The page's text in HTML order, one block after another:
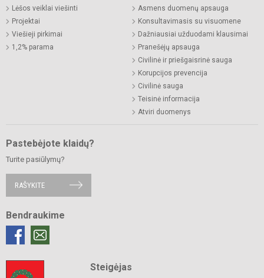
Lėšos veiklai viešinti
Projektai
Viešieji pirkimai
1,2% parama
Asmens duomenų apsauga
Konsultavimasis su visuomene
Dažniausiai užduodami klausimai
Pranešėjų apsauga
Civilinė ir priešgaisrinė sauga
Korupcijos prevencija
Civilinė sauga
Teisinė informacija
Atviri duomenys
Pastebėjote klaidų?
Turite pasiūlymų?
RAŠYKITE
Bendraukime
Steigėjas